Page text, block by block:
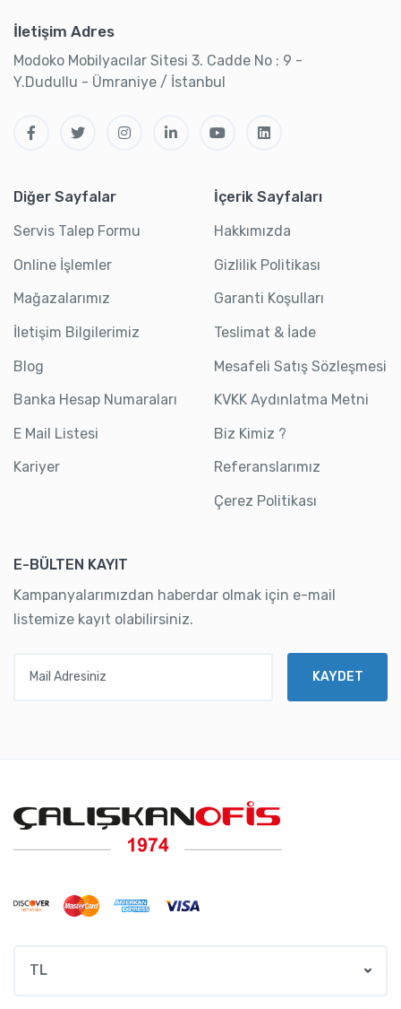
İletişim Adres
Modoko Mobilyacılar Sitesi 3. Cadde No : 9 -
Y.Dudullu - Ümraniye / İstanbul
Diğer Sayfalar
Servis Talep Formu
Online İşlemler
Mağazalarımız
İletişim Bilgilerimiz
Blog
Banka Hesap Numaraları
E Mail Listesi
Kariyer
İçerik Sayfaları
Hakkımızda
Gizlilik Politikası
Garanti Koşulları
Teslimat & İade
Mesafeli Satış Sözleşmesi
KVKK Aydınlatma Metni
Biz Kimiz ?
Referanslarımız
Çerez Politikası
E-BÜLTEN KAYIT
Kampanyalarımızdan haberdar olmak için e-mail
listemize kayıt olabilirsiniz.
KAYDET
TL